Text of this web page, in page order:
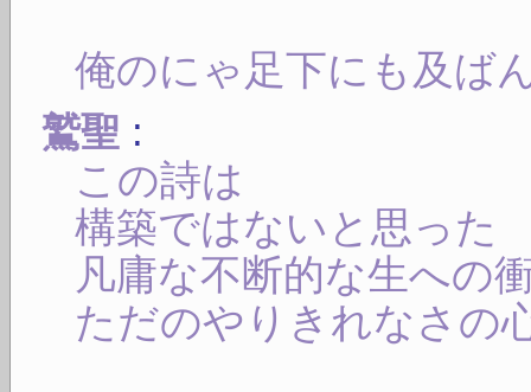
俺のにゃ足下にも及ば
鷲聖 :
この詩は
構築ではないと思った
凡庸な不断的な生への
ただのやりきれなさの